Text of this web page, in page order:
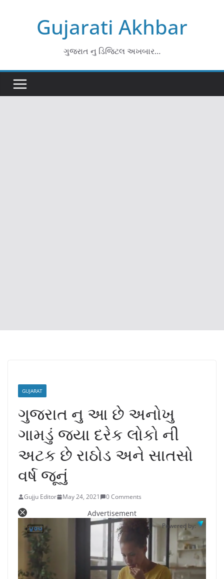
Gujarati Akhbar
ગુજરાત નુ ડિજિટલ અખબાર…
GUJARAT
ગુજરાત નુ આ છે અનોખુ
ગામડું જયા દરેક લોકો ની
અટક છે રાઠોડ અને સાતસો
વર્ષ જૂનું
Gujju Editor May 24, 2021 0 Comments
Advertisement
Powered by: